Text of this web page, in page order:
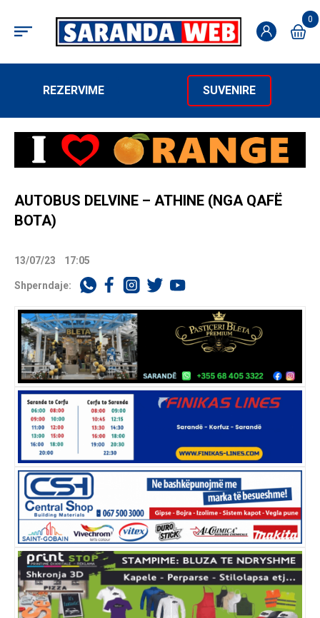
0
REZERVIME SUVENIRE
AUTOBUS DELVINE – ATHINE (NGA QAFË
BOTA)
13/07/23 17:05
Shperndaje: